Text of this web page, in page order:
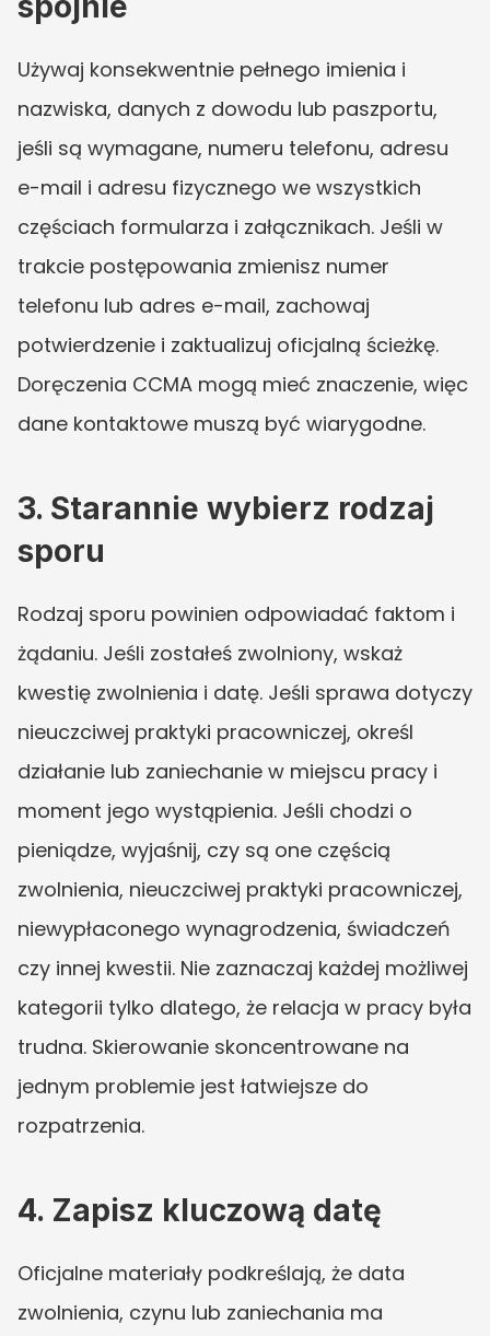
Używaj konsekwentnie pełnego imienia i
nazwiska, danych z dowodu lub paszportu,
jeśli są wymagane, numeru telefonu, adresu
e-mail i adresu fizycznego we wszystkich
częściach formularza i załącznikach. Jeśli w
trakcie postępowania zmienisz numer
telefonu lub adres e-mail, zachowaj
potwierdzenie i zaktualizuj oficjalną ścieżkę.
Doręczenia CCMA mogą mieć znaczenie, więc
dane kontaktowe muszą być wiarygodne.
3. Starannie wybierz rodzaj
sporu
Rodzaj sporu powinien odpowiadać faktom i
żądaniu. Jeśli zostałeś zwolniony, wskaż
kwestię zwolnienia i datę. Jeśli sprawa dotyczy
nieuczciwej praktyki pracowniczej, określ
działanie lub zaniechanie w miejscu pracy i
moment jego wystąpienia. Jeśli chodzi o
pieniądze, wyjaśnij, czy są one częścią
zwolnienia, nieuczciwej praktyki pracowniczej,
niewypłaconego wynagrodzenia, świadczeń
czy innej kwestii. Nie zaznaczaj każdej możliwej
kategorii tylko dlatego, że relacja w pracy była
trudna. Skierowanie skoncentrowane na
jednym problemie jest łatwiejsze do
rozpatrzenia.
4. Zapisz kluczową datę
Oficjalne materiały podkreślają, że data
zwolnienia, czynu lub zaniechania ma